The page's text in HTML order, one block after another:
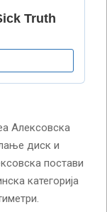
Алексовска
диск и
постави
категорија